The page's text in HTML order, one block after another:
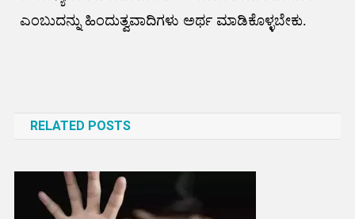
ಎಂಬುದನ್ನು ಹಿಂದುತ್ವವಾದಿಗಳು ಅರ್ಥ ಮಾಡಿಕೊಳ್ಳಬೇಕು.
RELATED POSTS